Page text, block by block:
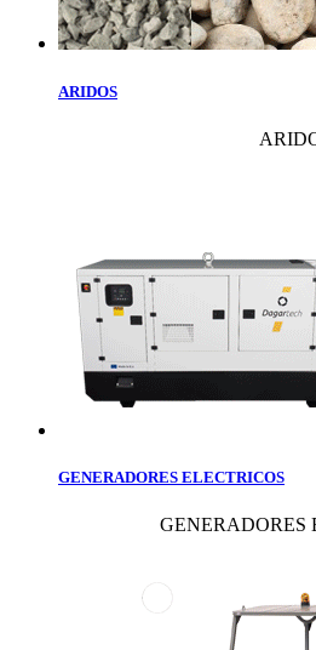
ARIDOS
GENERADORES ELECTRICOS
GENERADORES